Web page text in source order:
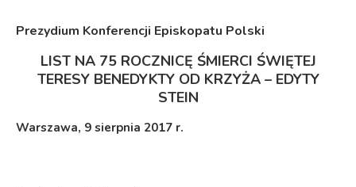
Prezydium Konferencji Episkopatu Polski
LIST NA 75 ROCZNICĘ ŚMIERCI ŚWIĘTEJ
TERESY BENEDYKTY OD KRZYŻA – EDYTY
STEIN
Warszawa, 9 sierpnia 2017 r.